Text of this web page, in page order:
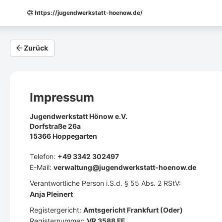
https://jugendwerkstatt-hoenow.de/
Zurück
Impressum
Jugendwerkstatt Hönow e.V.
Dorfstraße 26a
15366 Hoppegarten
Telefon: +49 3342 302497
E-Mail: verwaltung@jugendwerkstatt-hoenow.de
Verantwortliche Person i.S.d. § 55 Abs. 2 RStV:
Anja Pleinert
Registergericht: Amtsgericht Frankfurt (Oder)